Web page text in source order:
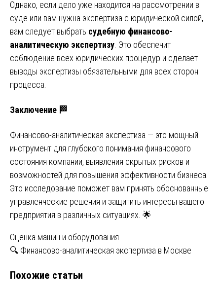
Однако, если дело уже находится на рассмотрении в
суде или вам нужна экспертиза с юридической силой,
вам следует выбрать судебную финансово-
аналитическую экспертизу. Это обеспечит
соблюдение всех юридических процедур и сделает
выводы экспертизы обязательными для всех сторон
процесса.
Заключение 🏁
Финансово-аналитическая экспертиза — это мощный
инструмент для глубокого понимания финансового
состояния компании, выявления скрытых рисков и
возможностей для повышения эффективности бизнеса.
Это исследование поможет вам принять обоснованные
управленческие решения и защитить интересы вашего
предприятия в различных ситуациях. 🌟
Навигация
записям
Оценка машин и оборудования
🔍 Финансово-аналитическая экспертиза в Москве
Похожие статьи